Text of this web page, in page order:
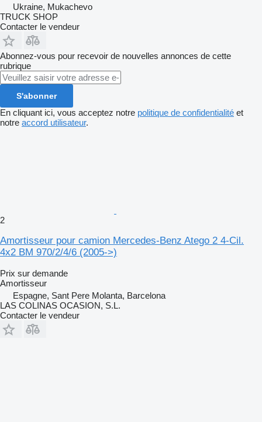
Ukraine, Mukachevo
TRUCK SHOP
Contacter le vendeur
Abonnez-vous pour recevoir de nouvelles annonces de cette
rubrique
S'abonner
En cliquant ici, vous acceptez notre politique de confidentialité et
notre accord utilisateur.
2
Amortisseur pour camion Mercedes-Benz Atego 2 4-Cil.
4x2 BM 970/2/4/6 (2005->)
Prix sur demande
Amortisseur
Espagne, Sant Pere Molanta, Barcelona
LAS COLINAS OCASION, S.L.
Contacter le vendeur